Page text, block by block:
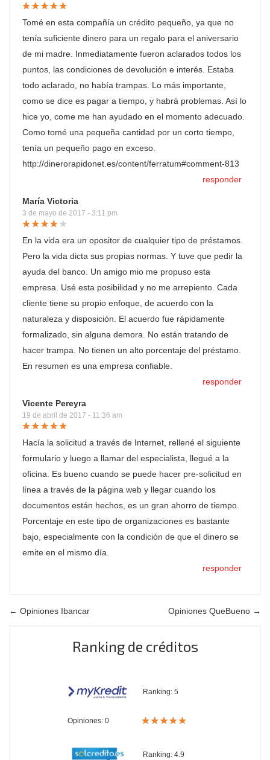
Tomé en esta compañía un crédito pequeño, ya que no
tenía suficiente dinero para un regalo para el aniversario
de mi madre. Inmediatamente fueron aclarados todos los
puntos, las condiciones de devolución e interés. Estaba
todo aclarado, no había trampas. Lo más importante,
como se dice es pagar a tiempo, y habrá problemas. Así lo
hice yo, come me han ayudado en el momento adecuado.
Como tomé una pequeña cantidad por un corto tiempo,
tenía un pequeño pago en exceso.
http://dinerorapidonet.es/content/ferratum#comment-813
responder
María Victoria
3 de mayo de 2017 - 3:11 pm
En la vida era un opositor de cualquier tipo de préstamos.
Pero la vida dicta sus propias normas. Y tuve que pedir la
ayuda del banco. Un amigo mio me propuso esta
empresa. Usé esta posibilidad y no me arrepiento. Cada
cliente tiene su propio enfoque, de acuerdo con la
naturaleza y disposición. El acuerdo fue rápidamente
formalizado, sin alguna demora. No están tratando de
hacer trampa. No tienen un alto porcentaje del préstamo.
En resumen es una empresa confiable.
responder
Vicente Pereyra
19 de abril de 2017 - 11:36 am
Hacía la solicitud a través de Internet, rellené el siguiente
formulario y luego a llamar del especialista, llegué a la
oficina. Es bueno cuando se puede hacer pre-solicitud en
línea a través de la página web y llegar cuando los
documentos están hechos, es un gran ahorro de tiempo.
Porcentaje en este tipo de organizaciones es bastante
bajo, especialmente con la condición de que el dinero se
emite en el mismo día.
responder
← Opiniones Ibancar Opiniones QueBueno →
Ranking de créditos
Ranking: 5
Opiniones: 0
Ranking: 4.9